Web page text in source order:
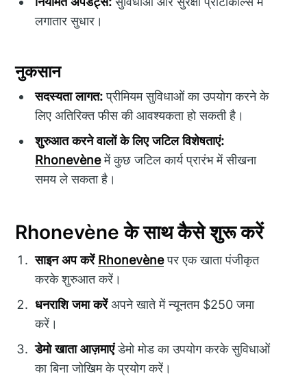
लगातार सुधार।
नुकसान
सदस्यता लागत:प्रीमियम सुविधाओं का उपयोग करने के
लिए अतिरिक्त फीस की आवश्यकता हो सकती है।
शुरुआत करने वालों के लिए जटिल विशेषताएं:
Rhonevèneमें कुछ जटिल कार्य प्रारंभ में सीखना
समय ले सकता है।
Rhonevène के साथ कैसे शुरू करें
साइन अप करें Rhonevèneपर एक खाता पंजीकृत
करके शुरुआत करें।
धनराशि जमा करेंअपने खाते में न्यूनतम $250 जमा
करें।
डेमो खाता आज़माएंडेमो मोड का उपयोग करके सुविधाओं
का बिना जोखिम के प्रयोग करें।